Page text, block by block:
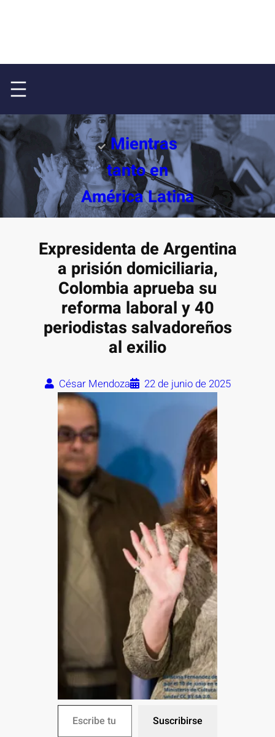
Mientras
tanto en
América Latina
Expresidenta de Argentina
a prisión domiciliaria,
Colombia aprueba su
reforma laboral y 40
periodistas salvadoreños
al exilio
César Mendoza 22 de junio de 2025
Escribe tu correo electrónico…
Suscribirse